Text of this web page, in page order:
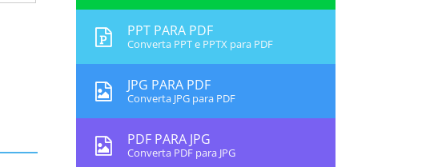
PPT PARA PDF
Converta PPT e PPTX para PDF
JPG PARA PDF
Converta JPG para PDF
PDF PARA JPG
Converta PDF para JPG